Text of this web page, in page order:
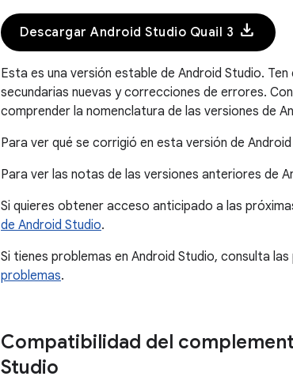
Descargar Android Studio Quail 3 download
Esta es una versión estable de Android Studio.
secundarias nuevas y correcciones de errores.
comprender la nomenclatura de las versiones de
Para ver qué se corrigió en esta versión de
Para ver las notas de las versiones anteriores de
Si quieres obtener acceso anticipado a las
de Android Studio.
Si tienes problemas en Android Studio, consulta las
problemas.
Compatibilidad del
Studio